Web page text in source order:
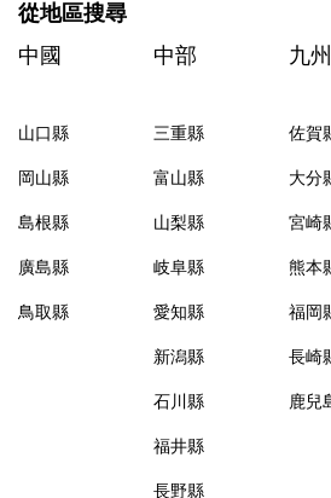
從地區搜尋
中國
山口縣
岡山縣
島根縣
廣島縣
鳥取縣
中部
三重縣
富山縣
山梨縣
岐阜縣
愛知縣
新潟縣
石川縣
福井縣
長野縣
九州
佐賀
大分
宮崎
熊本
福岡
長崎
鹿兒